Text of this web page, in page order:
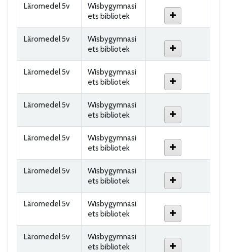
Läromedel 5v
Wisbygymnasi
ets bibliotek
Läromedel 5v
Wisbygymnasi
ets bibliotek
Läromedel 5v
Wisbygymnasi
ets bibliotek
Läromedel 5v
Wisbygymnasi
ets bibliotek
Läromedel 5v
Wisbygymnasi
ets bibliotek
Läromedel 5v
Wisbygymnasi
ets bibliotek
Läromedel 5v
Wisbygymnasi
ets bibliotek
Läromedel 5v
Wisbygymnasi
ets bibliotek